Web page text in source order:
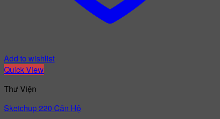
Add to wishlist
Quick View
Thư Viện
Sketchup 220 Căn Hộ